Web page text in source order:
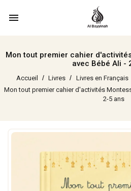
menu
Mon tout premier cahier
avec Bébé Ali -
Accueil Livres Livres en Français
Mon tout premier cahier d'activités
2-5 ans